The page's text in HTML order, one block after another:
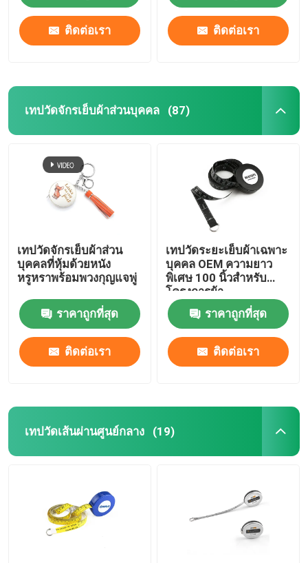
ติดต่อเรา ติดต่อเรา
เทปวัดจักรเย็บผ้าส่วนบุคคล (87)
เทปวัดจักรเย็บผ้าส่วน
บุคคลที่หุ้มด้วยหนัง
หรูหราพร้อมพวงกุญแจพู่
ราคาถูกที่สุด
ติดต่อเรา
เทปวัดระยะเย็บผ้าเฉพาะ
บุคคล OEM ความยาว
พิเศษ 100 นิ้วสำหรับ
โครงการผ้า
ราคาถูกที่สุด
ติดต่อเรา
เทปวัดเส้นผ่านศูนย์กลาง (19)